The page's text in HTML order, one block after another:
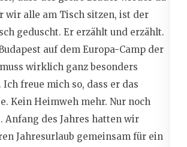
wir alle am Tisch sitzen, ist der
geduscht. Er erzählt und erzählt.
auf dem Europa-Camp der
wirklich ganz besonders
Ich freue mich so, dass er das
Kein Heimweh mehr. Nur noch
Anfang des Jahres hatten wir
Jahresurlaub gemeinsam für ein